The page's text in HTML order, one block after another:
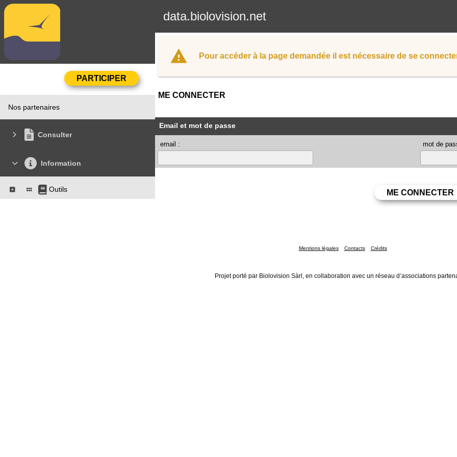
data.biolovision.net
Nos partenaires
Consulter
Information
Outils
Pour accéder à la page demandée il est nécessaire de se
ME CONNECTER
Email et mot de passe
email : mot de
Mentions légales Contacts Crédits
Projet porté par Biolovision Sàrl, en collaboration avec un réseau d’associations